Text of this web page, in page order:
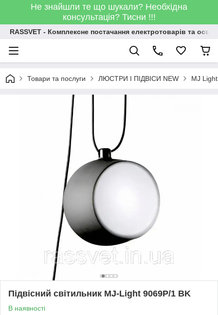
Не знайшли те що шукали? Необхідна
консультація? Тисни !!!
RASSVET - Комплексне постачання електротоварів та
Товари та послуги ЛЮСТРИ І ПІДВІСИ NEW MJ Light
Підвісний світильник MJ-Light 9069P/1 BK
В наявності